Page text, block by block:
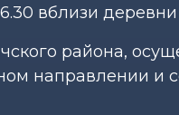
вблизи
района,
направлении